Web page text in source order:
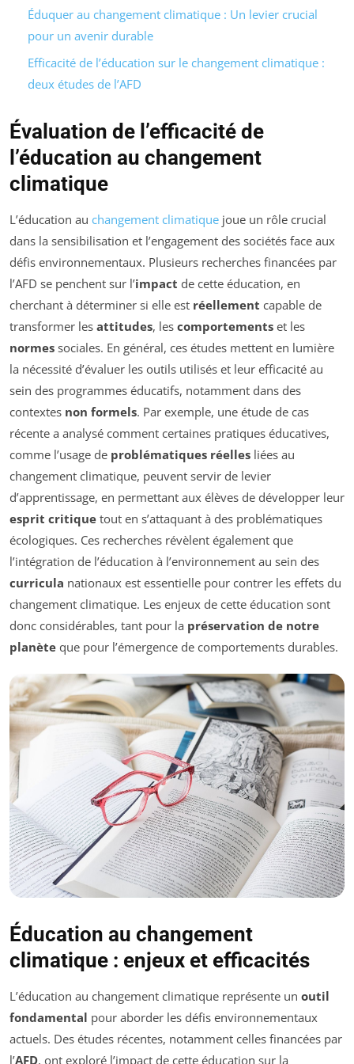
Éduquer au changement climatique : Un levier crucial
pour un avenir durable
Efficacité de l’éducation sur le changement climatique :
deux études de l’AFD
Évaluation de l’efficacité de
l’éducation au changement
climatique
L’éducation au changement climatique joue un rôle crucial
dans la sensibilisation et l’engagement des sociétés face aux
défis environnementaux. Plusieurs recherches financées par
l’AFD se penchent sur l’impact de cette éducation, en
cherchant à déterminer si elle est réellement capable de
transformer les attitudes, les comportements et les
normes sociales. En général, ces études mettent en lumière
la nécessité d’évaluer les outils utilisés et leur efficacité au
sein des programmes éducatifs, notamment dans des
contextes non formels. Par exemple, une étude de cas
récente a analysé comment certaines pratiques éducatives,
comme l’usage de problématiques réelles liées au
changement climatique, peuvent servir de levier
d’apprentissage, en permettant aux élèves de développer leur
esprit critique tout en s’attaquant à des problématiques
écologiques. Ces recherches révèlent également que
l’intégration de l’éducation à l’environnement au sein des
curricula nationaux est essentielle pour contrer les effets du
changement climatique. Les enjeux de cette éducation sont
donc considérables, tant pour la préservation de notre
planète que pour l’émergence de comportements durables.
Éducation au changement
climatique : enjeux et efficacités
L’éducation au changement climatique représente un outil
fondamental pour aborder les défis environnementaux
actuels. Des études récentes, notamment celles financées par
l’AFD, ont exploré l’impact de cette éducation sur la